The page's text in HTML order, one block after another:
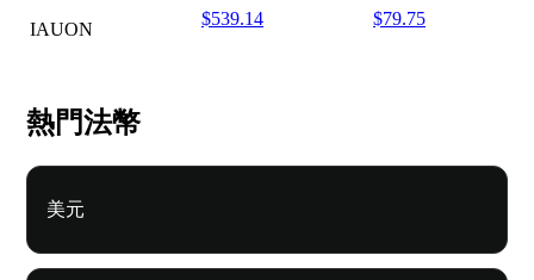
IAUON
$539.14 $79.75
熱門法幣
美元